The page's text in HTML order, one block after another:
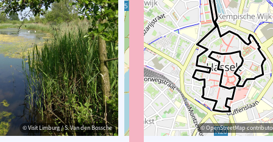
© Visit Limburg / S. Van den Bossche © OpenStreetMap contributors,
© Visit Limburg © OpenStreetMap